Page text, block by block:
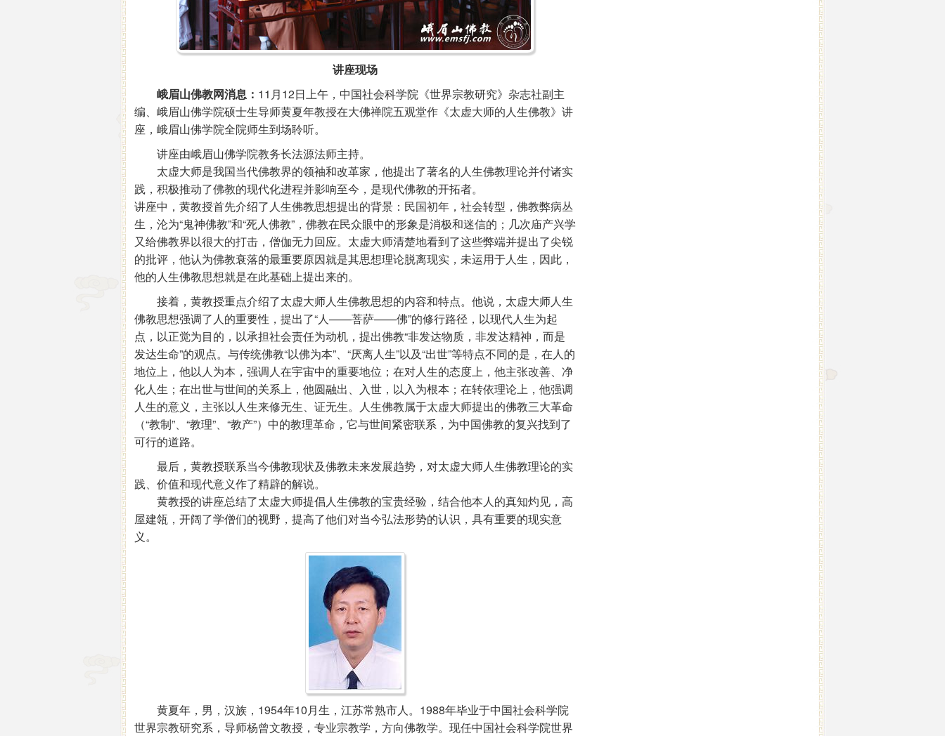
讲座现场
峨眉山佛教网消息： 11月12日上午，中国社会科学院《世界宗教研究》杂志社副主
编、峨眉山佛学院硕士生导师黄夏年教授在大佛禅院五观堂作《太虚大师的人生佛教》讲
座，峨眉山佛学院全院师生到场聆听。
讲座由峨眉山佛学院教务长法源法师主持。
太虚大师是我国当代佛教界的领袖和改革家，他提出了著名的人生佛教理论并付诸实
践，积极推动了佛教的现代化进程并影响至今，是现代佛教的开拓者。
讲座中，黄教授首先介绍了人生佛教思想提出的背景：民国初年，社会转型，佛教弊病丛
生，沦为“鬼神佛教”和“死人佛教”，佛教在民众眼中的形象是消极和迷信的；几次庙产兴学
又给佛教界以很大的打击，僧伽无力回应。太虚大师清楚地看到了这些弊端并提出了尖锐
的批评，他认为佛教衰落的最重要原因就是其思想理论脱离现实，未运用于人生，因此，
他的人生佛教思想就是在此基础上提出来的。
接着，黄教授重点介绍了太虚大师人生佛教思想的内容和特点。他说，太虚大师人生
佛教思想强调了人的重要性，提出了“人——菩萨——佛”的修行路径，以现代人生为起
点，以正觉为目的，以承担社会责任为动机，提出佛教“非发达物质，非发达精神，而是
发达生命”的观点。与传统佛教“以佛为本”、“厌离人生”以及“出世”等特点不同的是，在人的
地位上，他以人为本，强调人在宇宙中的重要地位；在对人生的态度上，他主张改善、净
化人生；在出世与世间的关系上，他圆融出、入世，以入为根本；在转依理论上，他强调
人生的意义，主张以人生来修无生、证无生。人生佛教属于太虚大师提出的佛教三大革命
（“教制”、“教理”、“教产”）中的教理革命，它与世间紧密联系，为中国佛教的复兴找到了
可行的道路。
最后，黄教授联系当今佛教现状及佛教未来发展趋势，对太虚大师人生佛教理论的实
践、价值和现代意义作了精辟的解说。
黄教授的讲座总结了太虚大师提倡人生佛教的宝贵经验，结合他本人的真知灼见，高
屋建瓴，开阔了学僧们的视野，提高了他们对当今弘法形势的认识，具有重要的现实意
义。
黄夏年，男，汉族，1954年10月生，江苏常熟市人。1988年毕业于中国社会科学院
世界宗教研究系，导师杨曾文教授，专业宗教学，方向佛教学。现任中国社会科学院世界